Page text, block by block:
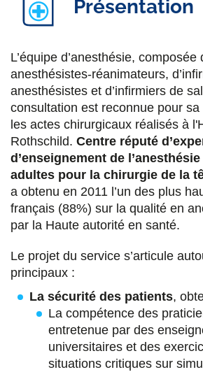
g
e
r
s
u
r
F
a
c
e
b
o
o
k
t
g
e
r
s
u
r
T
w
i
t
e
r
t
g
e
r
s
u
r
L
i
n
e
d
i
n
t
g
e
r
p
a
r
E
m
a
l
Présentation
L’équipe d’anesthésie,
anesthésistes-réanimateurs,
anesthésistes et d’infirmiers de
consultation est reconnue pour
les actes chirurgicaux réalisés à
Rothschild. Centre réputé
d’enseignement de
adultes pour la chirurgie de la
a obtenu en 2011 l’un des plus
français (88%) sur la qualité en
par la Haute autorité en santé.
Le projet du service s’articule
principaux :
La sécurité des patients,
La compétence des
entretenue par des
universitaires et des
situations critiques sur